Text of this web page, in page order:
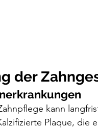
der
kann
Plaque, die